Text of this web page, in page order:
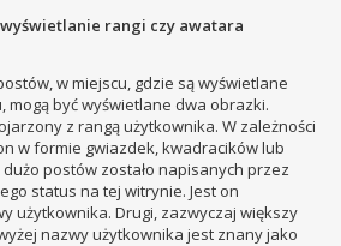
wyświetlanie rangi czy awatara
w miejscu, gdzie są wyświetlane
mogą być wyświetlane dwa obrazki.
z rangą użytkownika. W zależności
w formie gwiazdek, kwadracików lub
postów zostało napisanych przez
status na tej witrynie. Jest on
użytkownika. Drugi, zazwyczaj większy
nazwy użytkownika jest znany jako